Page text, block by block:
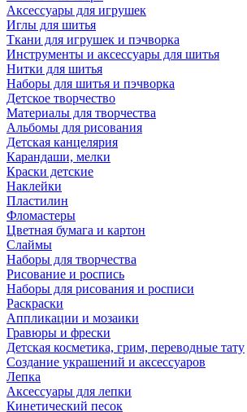
Аксессуары для игрушек
Иглы для шитья
Ткани для игрушек и пэчворка
Инструменты и аксессуары для шитья
Нитки для шитья
Наборы для шитья и пэчворка
Детское творчество
Материалы для творчества
Альбомы для рисования
Детская канцелярия
Карандаши, мелки
Краски детские
Наклейки
Пластилин
Фломастеры
Цветная бумага и картон
Слаймы
Наборы для творчества
Рисование и роспись
Наборы для рисования и росписи
Раскраски
Аппликации и мозаики
Гравюры и фрески
Детская косметика, грим, переводные тату
Создание украшений и аксессуаров
Лепка
Аксессуары для лепки
Кинетический песок